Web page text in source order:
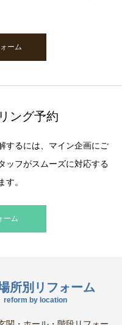
ーム
ング予約
するには、マイン企画にご
ッフがスムーズに対応する
す。
ーム
所別リフォーム
reform by location